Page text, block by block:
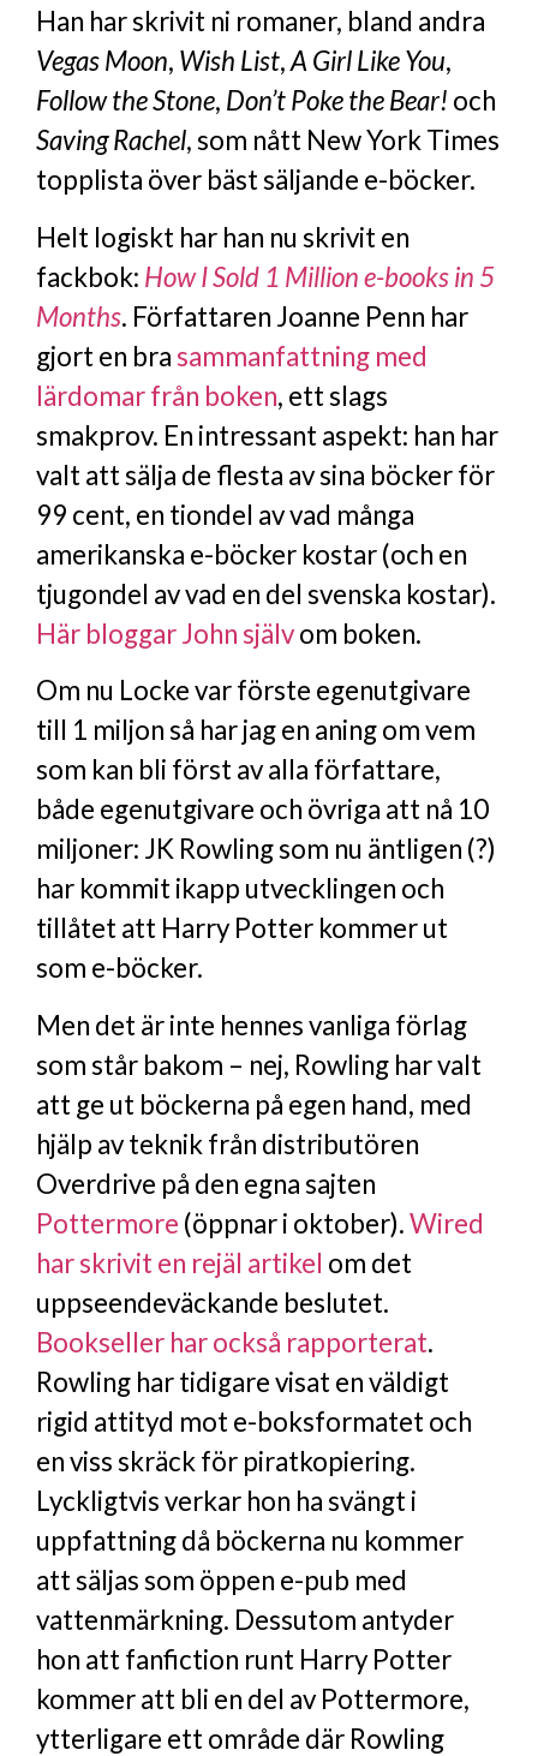
Han har skrivit ni romaner, bland andra
Vegas Moon, Wish List,A Girl Like You,
Follow the Stone, Don’t Poke the Bear! och
Saving Rachel, som nått New York Times
topplista över bäst säljande e-böcker.
Helt logiskt har han nu skrivit en
fackbok: How I Sold 1 Million e-books in 5
Months. Författaren Joanne Penn har
gjort en brasammanfattning med
lärdomar från boken, ett slags
smakprov. En intressant aspekt: han har
valt att sälja de flesta av sina böcker för
99 cent, en tiondel av vad många
amerikanska e-böcker kostar (och en
tjugondel av vad en del svenska kostar).
Här bloggar John självom boken.
Om nu Locke var förste egenutgivare
till 1 miljon så har jag en aning om vem
som kan bli först av alla författare,
både egenutgivare och övriga att nå 10
miljoner: JK Rowling som nu äntligen (?)
har kommit ikapp utvecklingen och
tillåtet att Harry Potter kommer ut
som e-böcker.
Men det är inte hennes vanliga förlag
som står bakom – nej, Rowling har valt
att ge ut böckerna på egen hand, med
hjälp av teknik från distributören
Overdrive på den egna sajten
Pottermore (öppnar i oktober).Wired
har skrivit en rejäl artikel om det
uppseendeväckande beslutet.
Bookseller har också rapporterat.
Rowling har tidigare visat en väldigt
rigid attityd mot e-boksformatet och
en viss skräck för piratkopiering.
Lyckligtvis verkar hon ha svängt i
uppfattning då böckerna nu kommer
att säljas som öppen e-pub med
vattenmärkning. Dessutom antyder
hon att fanfiction runt Harry Potter
kommer att bli en del av Pottermore,
ytterligare ett område där Rowling